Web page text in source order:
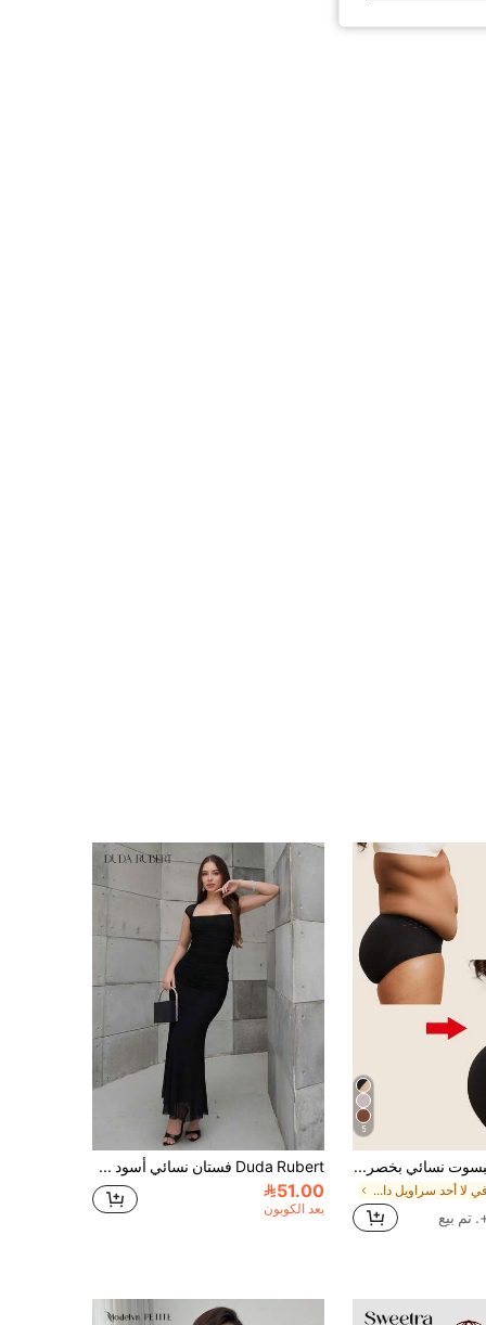
5
قطعة واحدة جمبسوت نسائي بخصر عالي بدون خياطة لتشكيل الجسم، تحكم البطن ورفع المؤخرة، سروال داخلي مشد للبطن وتنحيف، ملابس داخلية تشكيلية لتعزيز الثقة
في لا أحد سراويل داخلية لتشكيل الجسم للنساء
Duda Rubert فستان نسائي أسود كاجوال قصير، أنيق لحفلات الصيف
51.00
بعد الكوبون